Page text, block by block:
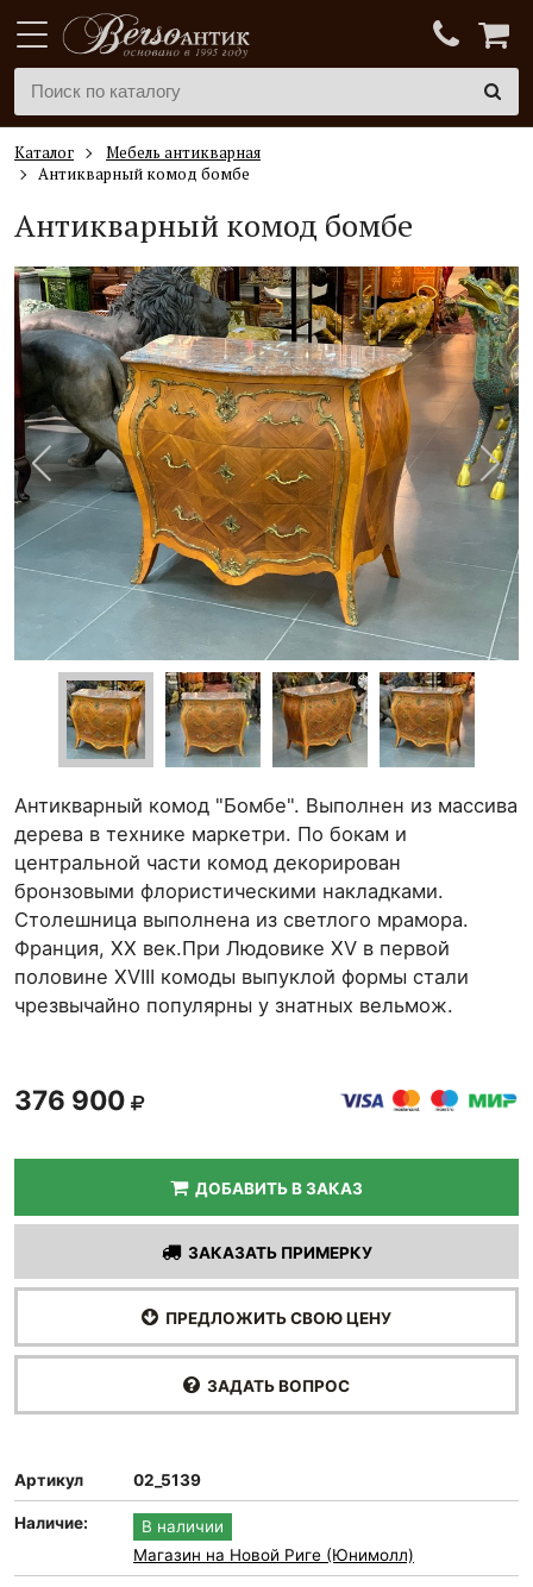
Каталог
Мебель антикварная
Антикварный комод бомбе
Антикварный комод бомбе
Антикварный комод "Бомбе". Выполнен из массива
дерева в технике маркетри. По бокам и
центральной части комод декорирован
бронзовыми флористическими накладками.
Столешница выполнена из светлого мрамора.
Франция, XX век.При Людовике XV в первой
половине XVIII комоды выпуклой формы стали
чрезвычайно популярны у знатных вельмож.
376 900
ДОБАВИТЬ В ЗАКАЗ
ЗАКАЗАТЬ ПРИМЕРКУ
ПРЕДЛОЖИТЬ СВОЮ ЦЕНУ
ЗАДАТЬ ВОПРОС
Артикул 02_5139
Наличие:
В наличии
Магазин на Новой Риге (Юнимолл)